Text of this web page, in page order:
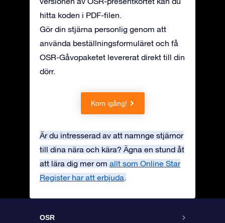
hitta koden i PDF-filen.
Gör din stjärna personlig genom att
använda beställningsformuläret och få
OSR-Gåvopaketet levererat direkt till din
dörr.
Kom igång!
Är du intresserad av att namnge stjärnor
till dina nära och kära? Ägna en stund åt
att lära dig mer om allt som Online Star
Register har att erbjuda.
OSR